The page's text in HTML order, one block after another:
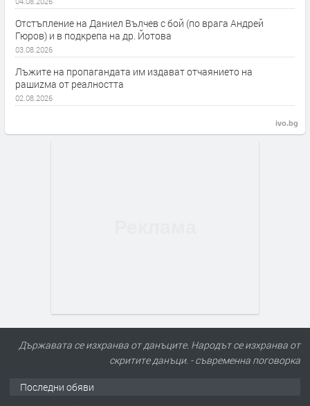
Отстъпление на Даниел Вълчев с бой (по врага Андрей
Гюров) и в подкрепа на др. Йотова
03.08.2026
Лъжите на пропагандата им издават отчаянието на
рашиzма от реалността
02.08.2026
ivo.bg
Държавата се изхранва от данъците. Народът се изхранва от
скритите данъци. - съвременна поговорка
Последни обяви